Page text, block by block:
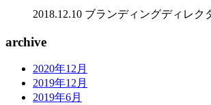
2018.12.10 ブランディングディレク
archive
2020年12月
2019年12月
2019年6月